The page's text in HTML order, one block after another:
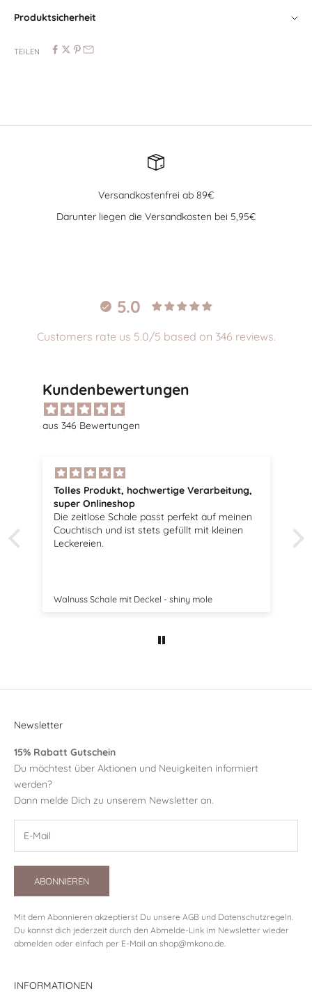
Produktsicherheit
TEILEN
Versandkostenfrei ab 89€
Darunter liegen die Versandkosten bei 5,95€
5.0
Customers rate us 5.0/5 based on 346 reviews.
Kundenbewertungen
aus 346 Bewertungen
Tolle Vögel
Sehr schöne Vögel, passen perfekt zu meiner
Dekoration.
Swedish Birds Osterdekoration 2er Set - mole dot
Newsletter
15% Rabatt Gutschein
Du möchtest über Aktionen und Neuigkeiten informiert
werden?
Dann melde Dich zu unserem Newsletter an.
ABONNIEREN
Mit dem Abonnieren akzeptierst Du unsere AGB und Datenschutzregeln
Du kannst dich jederzeit durch den Abmelde-Link im Newsletter wieder
abmelden oder einfach per E-Mail an shop@mkono.de
INFORMATIONEN